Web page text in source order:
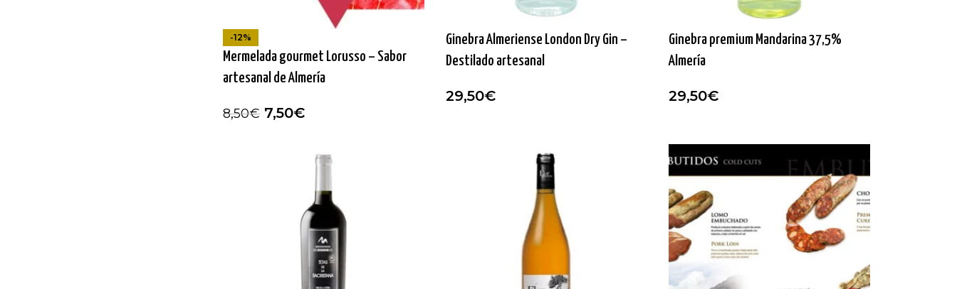
-12%
Mermelada gourmet Lorusso – Sabor
artesanal de Almería
8,50€ 7,50€
Ginebra Almeriense London Dry Gin –
Destilado artesanal
29,50€
Ginebra premium Mandarina 37,5%
Almería
29,50€